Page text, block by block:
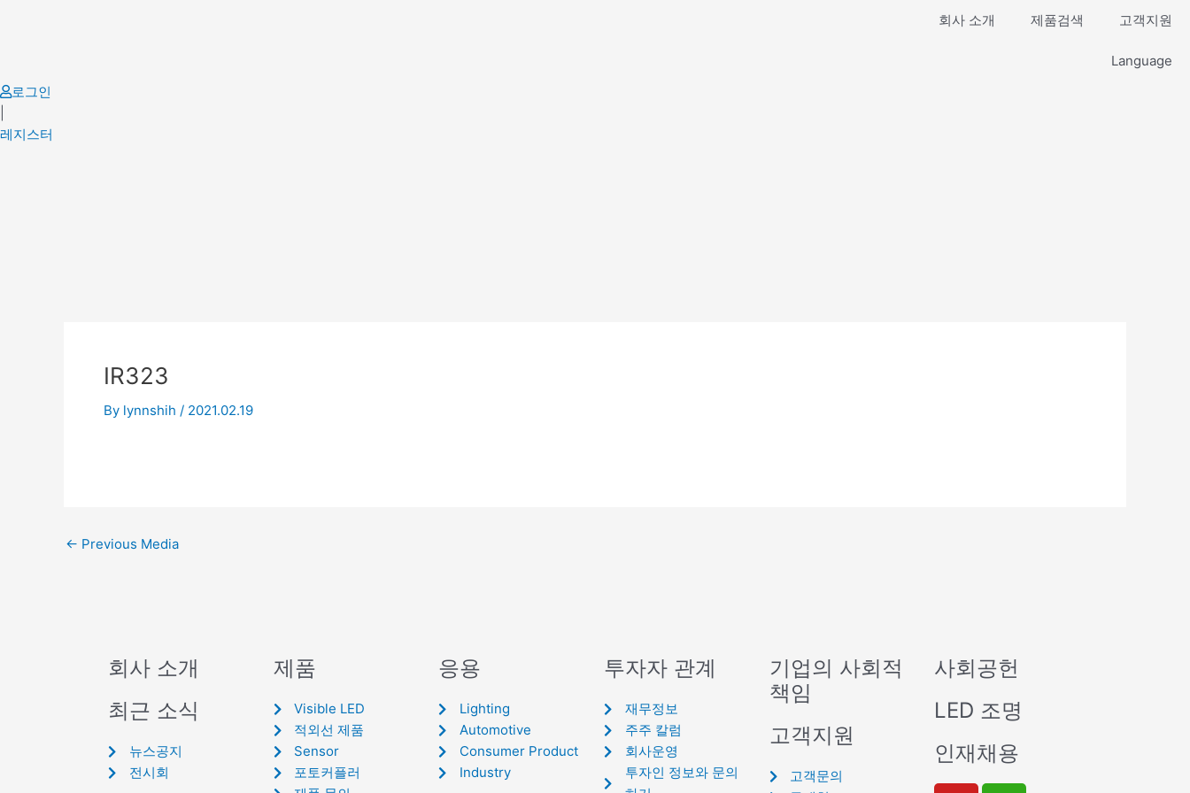
회사 소개 제품검색 고객지원
Language
로그인
레지스터
IR323
By lynnshih / 2021.02.19
← Previous Media
회사 소개
최근 소식
뉴스공지
전시회
제품
Visible LED
적외선 제품
Sensor
포토커플러
응용
Lighting
Automotive
Consumer Product
Industry
투자자 관계
재무정보
주주 칼럼
회사운영
투자인 정보와 문의
기업의 사회적
책임
고객지원
고객문의
사회공헌
LED 조명
인재채용